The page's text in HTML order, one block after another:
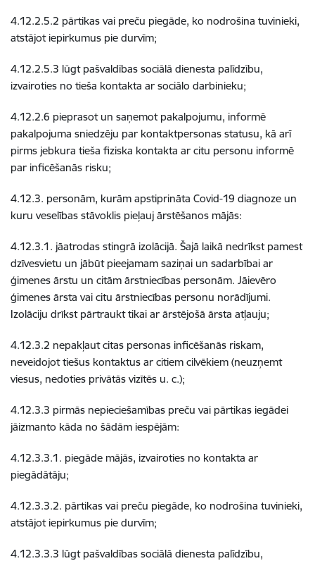
4.12.2.5.2 pārtikas vai preču piegāde, ko nodrošina tuvinieki,
atstājot iepirkumus pie durvīm;
4.12.2.5.3 lūgt pašvaldības sociālā dienesta palīdzību,
izvairoties no tieša kontakta ar sociālo darbinieku;
4.12.2.6 pieprasot un saņemot pakalpojumu, informē
pakalpojuma sniedzēju par kontaktpersonas statusu, kā arī
pirms jebkura tieša fiziska kontakta ar citu personu informē
par inficēšanās risku;
4.12.3. personām, kurām apstiprināta Covid-19 diagnoze un
kuru veselības stāvoklis pieļauj ārstēšanos mājās:
4.12.3.1. jāatrodas stingrā izolācijā. Šajā laikā nedrīkst pamest
dzīvesvietu un jābūt pieejamam saziņai un sadarbībai ar
ģimenes ārstu un citām ārstniecības personām. Jāievēro
ģimenes ārsta vai citu ārstniecības personu norādījumi.
Izolāciju drīkst pārtraukt tikai ar ārstējošā ārsta atļauju;
4.12.3.2 nepakļaut citas personas inficēšanās riskam,
neveidojot tiešus kontaktus ar citiem cilvēkiem (neuzņemt
viesus, nedoties privātās vizītēs u. c.);
4.12.3.3 pirmās nepieciešamības preču vai pārtikas iegādei
jāizmanto kāda no šādām iespējām:
4.12.3.3.1. piegāde mājās, izvairoties no kontakta ar
piegādātāju;
4.12.3.3.2. pārtikas vai preču piegāde, ko nodrošina tuvinieki,
atstājot iepirkumus pie durvīm;
4.12.3.3.3 lūgt pašvaldības sociālā dienesta palīdzību,